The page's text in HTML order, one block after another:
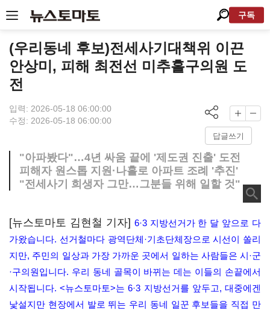
구독
(우리동네 후보)전세사기대책위 이끈
안상미, 피해 최전선 미추홀구의원 도
전
입력: 2026-05-18 06:00:00
수정: 2026-05-18 06:00:00
답글쓰기
"아파봤다"…4년 싸움 끝에 '제도권 진출' 도전
피해자 원스톱 지원·나홀로 아파트 조례 '추진'
"전세사기 희생자 그만…그분들 위해 일할 것"
[뉴스토마토 김현철 기자] 6·3 지방선거가 한 달 앞으로 다
가왔습니다. 선거철마다 광역단체·기초단체장으로 시선이 쏠리
지만, 주민의 일상과 가장 가까운 곳에서 일하는 사람들은 시·군
·구의원입니다. 우리 동네 골목이 바뀌는 데는 이들의 손끝에서
시작됩니다. <뉴스토마토>는 6·3 지방선거를 앞두고, 대중에겐
낯설지만 현장에서 발로 뛰는 우리 동네 일꾼 후보들을 직접 만